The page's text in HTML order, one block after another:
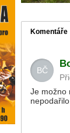
Komentáře
BČ
Je možno někde na Vašich stránkách najít nabízený sortiment v prodejně s cenami? Mně se to dnes
nepodařilo.